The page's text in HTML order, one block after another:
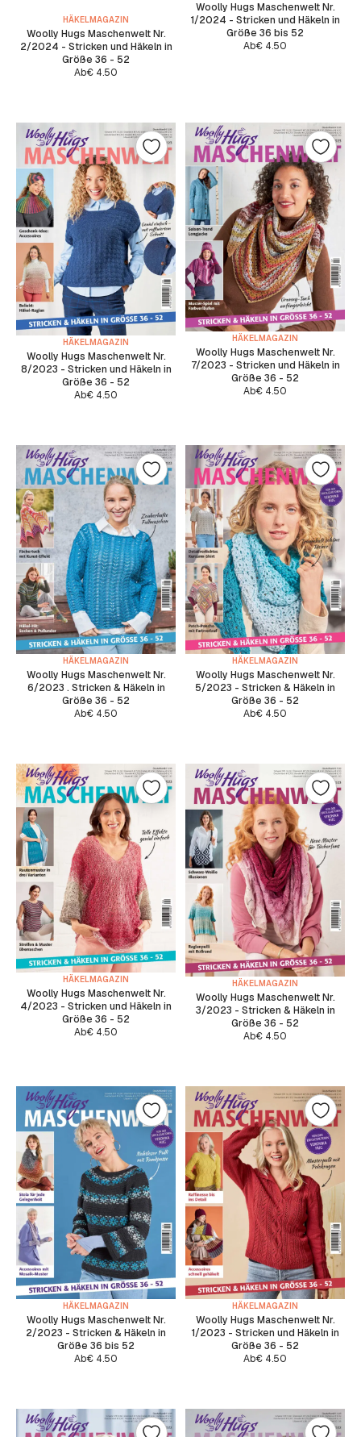
HÄKELMAGAZIN
Woolly Hugs Maschenwelt Nr.
2/2024 - Stricken und Häkeln in
Größe 36 - 52
Ab€ 4.50
Woolly Hugs Maschenwelt Nr.
1/2024 - Stricken und Häkeln in
Größe 36 bis 52
Ab€ 4.50
HÄKELMAGAZIN
Woolly Hugs Maschenwelt Nr.
8/2023 - Stricken und Häkeln in
Größe 36 - 52
Ab€ 4.50
HÄKELMAGAZIN
Woolly Hugs Maschenwelt Nr.
7/2023 - Stricken und Häkeln in
Größe 36 - 52
Ab€ 4.50
HÄKELMAGAZIN
Woolly Hugs Maschenwelt Nr.
6/2023 . Stricken & Häkeln in
Größe 36 - 52
Ab€ 4.50
HÄKELMAGAZIN
Woolly Hugs Maschenwelt Nr.
5/2023 - Stricken & Häkeln in
Größe 36 - 52
Ab€ 4.50
HÄKELMAGAZIN
Woolly Hugs Maschenwelt Nr.
4/2023 - Stricken und Häkeln in
Größe 36 - 52
Ab€ 4.50
HÄKELMAGAZIN
Woolly Hugs Maschenwelt Nr.
3/2023 - Stricken & Häkeln in
Größe 36 - 52
Ab€ 4.50
HÄKELMAGAZIN
Woolly Hugs Maschenwelt Nr.
2/2023 - Stricken & Häkeln in
Größe 36 bis 52
Ab€ 4.50
HÄKELMAGAZIN
Woolly Hugs Maschenwelt Nr.
1/2023 - Stricken und Häkeln in
Größe 36 - 52
Ab€ 4.50